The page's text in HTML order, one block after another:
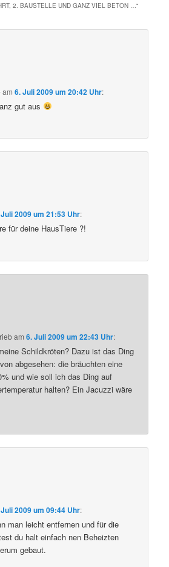
2. BAUSTELLE UND GANZ VIEL BETON …“
am6. Juli 2009 um 20:42 Uhr:
gut aus
2009 um 21:53 Uhr:
für deine HausTiere ?!
am6. Juli 2009 um 22:43 Uhr:
Schildkröten? Dazu ist das Ding
abgesehen: die bräuchten eine
und wie soll ich das Ding auf
halten? Ein Jacuzzi wäre
2009 um 09:44 Uhr:
man leicht entfernen und für die
du halt einfach nen Beheizten
gebaut.